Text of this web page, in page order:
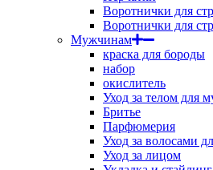
Воротнички для
Воротнички для
Мужчинам
краска для бороды
набор
окислитель
Уход за телом для
Бритье
Парфюмерия
Уход за волосами
Уход за лицом